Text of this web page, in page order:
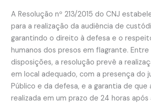
A Resolução nº 213/2015 do CNJ
para a realização da audiência de
garantindo o direito à defesa e o
humanos dos presos em flagrante. Entre
disposições, a resolução prevê a
em local adequado, com a presença do
Público e da defesa, e a garantia de que
realizada em um prazo de 24 horas após